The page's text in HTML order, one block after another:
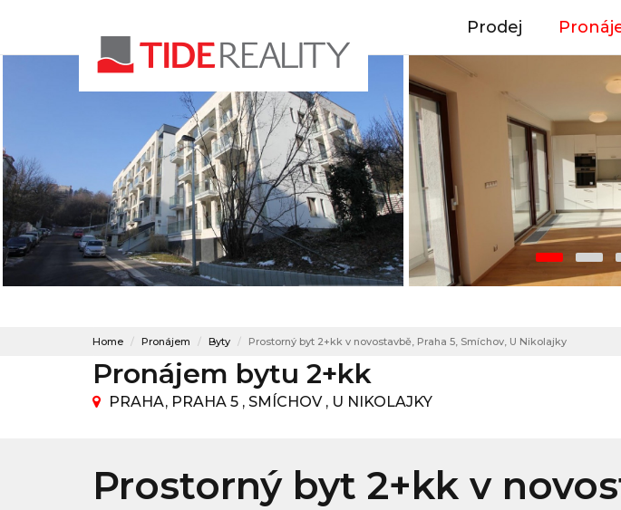
Prodej
Home Pronájem Byty Prostorný byt 2+kk v novostavbě, Praha 5, Smíchov, U Nikolajky
Pronájem bytu 2+kk
PRAHA, PRAHA 5 , SMÍCHOV , U NIKOLAJKY
Prostorný byt 2+kk v